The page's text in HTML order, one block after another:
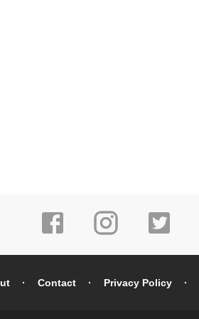
Contact Privacy Policy